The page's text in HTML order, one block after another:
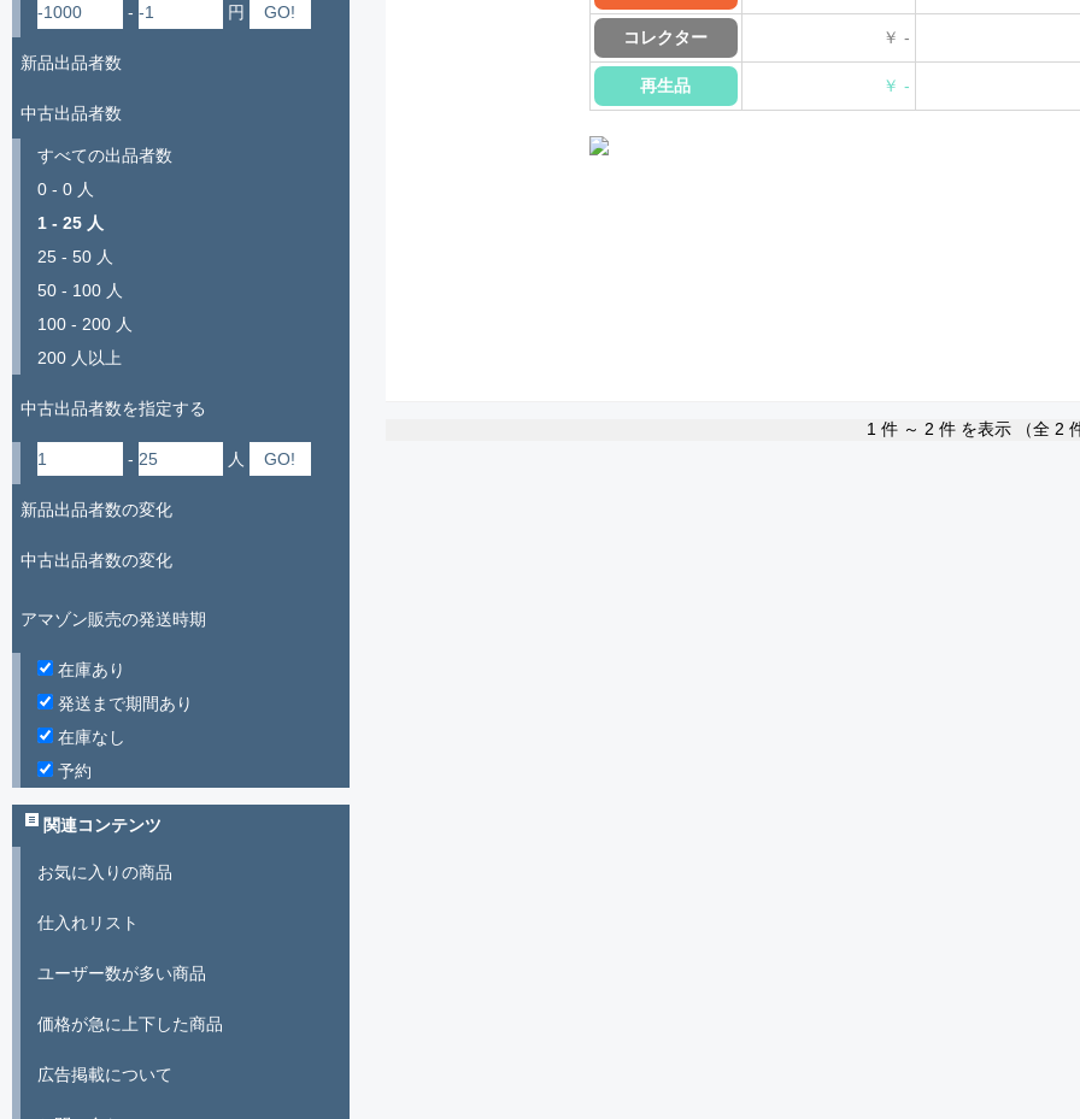
コレクター ￥ -
再生品 ￥ -
1 件 ～ 2 件 を表示 （全 2
- 円
新品出品者数
中古出品者数
すべての出品者数
0 - 0 人
1 - 25 人
25 - 50 人
50 - 100 人
100 - 200 人
200 人以上
中古出品者数を指定する
- 人
新品出品者数の変化
中古出品者数の変化
アマゾン販売の発送時期
在庫あり
発送まで期間あり
在庫なし
予約
関連コンテンツ
お気に入りの商品
仕入れリスト
ユーザー数が多い商品
価格が急に上下した商品
広告掲載について